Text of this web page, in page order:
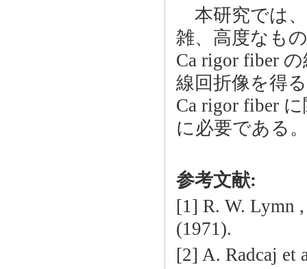
本研究では、
雑、高度なも
Ca rigor fiber
線回折像を得
Ca rigor fiber
に必要である
参考文献:
[1] R. W. Lymn
(1971).
[2] A. Radcaj et